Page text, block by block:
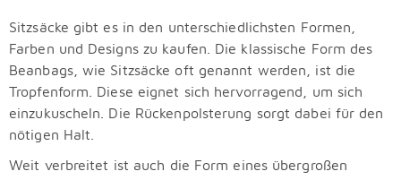
Sitzsäcke gibt es in den unterschiedlichsten Formen,
Farben und Designs zu kaufen. Die klassische Form des
Beanbags, wie Sitzsäcke oft genannt werden, ist die
Tropfenform. Diese eignet sich hervorragend, um sich
einzukuscheln. Die Rückenpolsterung sorgt dabei für den
nötigen Halt.
Weit verbreitet ist auch die Form eines übergroßen